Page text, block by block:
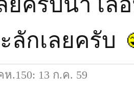
ลักเลยครับ
ห.150: 13 ก.ค. 59